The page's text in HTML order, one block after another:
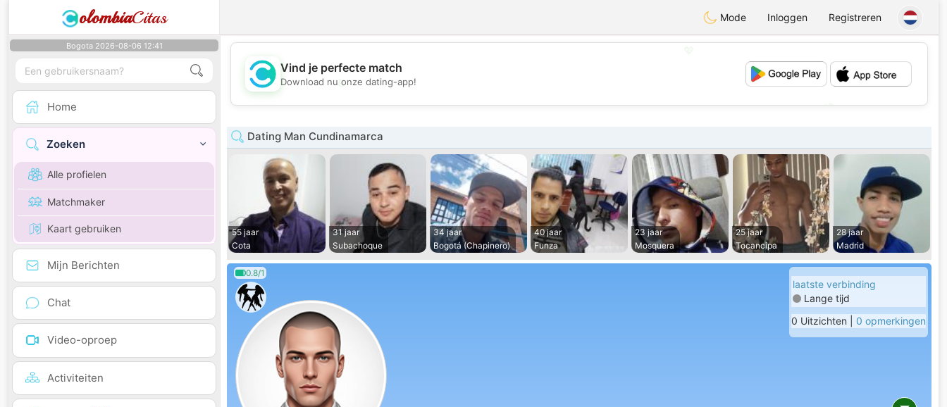
olombiaCitas Mode Inloggen Registreren
Bogota 2026-08-06 12:41
Home
Zoeken
Alle profielen
Matchmaker
Kaart gebruiken
Mijn Berichten
Chat
Video-oproep
Activiteiten
💕
Vind je perfecte match
Download nu onze dating-app!
Dating Man Cundinamarca
55 jaar
Cota
31 jaar
Subachoque
34 jaar
Bogotá (Chapinero)
40 jaar
Funza
23 jaar
Mosquera
25 jaar
Tocancipa
28 jaar
Madrid
0.8/1
laatste verbinding
Lange tijd
0 Uitzichten | 0 opmerkingen